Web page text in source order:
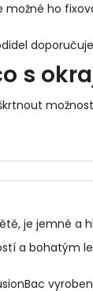
možné ho
s
možnost
je jemné a
a bohatým